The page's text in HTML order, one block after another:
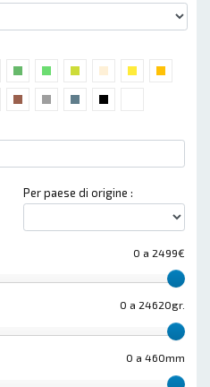
Per paese di origine :
0 a 2499€
0 a 24620gr.
0 a 460mm